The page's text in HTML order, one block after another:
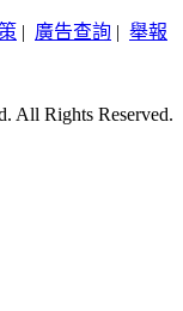
| 廣告查詢 | 舉報
All Rights Reserved.